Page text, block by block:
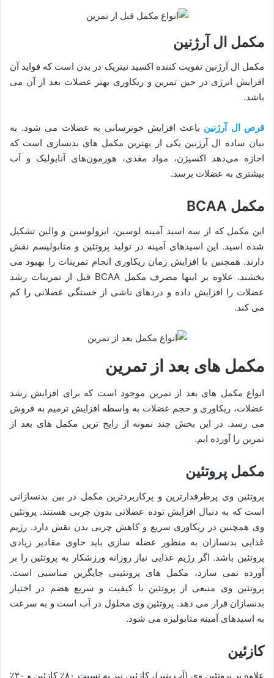
مکمل ال آرژنین
مکمل ال آرژنین تقویت کننده اکسید نیتریک در بدن است که فواید آن
افزایش انرژی در حین تمرین و ریکاوری بهتر عضلات بعد از آن می
باشد.
قرص ال آرژنین باعث افزایش خونرسانی به عضلات می شود. به
بیان ساده ال آرژنین یکی از بهترین مکمل های بدنسازی است که
اجازه می‌دهد اکسیژن، مواد مغذی، هورمون‌های آنابولیک و آب
بیشتری به عضلات برسد.
مکمل BCAA
این مکمل که از سه اسید آمینه لوسین، ایزولوسین و والین تشکیل
شده اسید. این اسیدهای آمینه در تولید پروتئین و متابولیسم نقش
دارند. همچنین با افزایش زمان ریکاوری انجام تمرینات را بهبود می
بخشند. علاوه بر اینها مصرف مکمل BCAA قبل از تمرینات رشد
عضلات را افزایش داده و دردهای ناشی از خستگی عضلانی را کم
می کند.
مکمل های بعد از تمرین
انواع مکمل های بعد از تمرین موجود است که برای افزایش رشد
عضلات، ریکاوری و حجم عضلات به واسطه افزایش ترمیم به فروش
می رسد. در این بخش چند نمونه از رایج ترین مکمل های بعد از
تمرین را آورده ایم.
مکمل پروتئین
پروتئین وی پرطرفدارترین و پرکاربردترین مکمل در بین بدنسازانی
است که به دنبال افزایش توده عضلانی بدون چربی هستند. پروتئین
وی همچنین در ریکاوری سریع و کاهش چربی بدن نقش دارد. رژیم
غذایی بدنسازان به منظور عضله سازی باید حاوی مقادیر زیادی
پروتئین باشد. اگر رژیم غذایی نیاز روزانه ورزشکار به پروتئین را بر
آورده نمی سازد، مکمل های پروتئینی جایگزین مناسبی است.
پروتئین وی منبعی از پروتئین با کیفیت و سریع هضم در اختیار
بدنسازان قرار می دهد. پروتئین وی محلول در آب است و به سرعت
به اسیدهای آمینه متابولیزه می شود.
کازئین
علاوه بر پروتئین وی (آب پنیر)، کازئین نیز به نسبت ۸۰٪ کازئین و ۲۰٪